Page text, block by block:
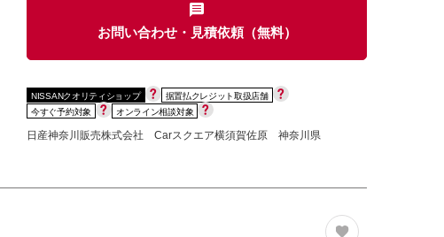
お問い合わせ・見積依頼（無料）
NISSANクオリティショップ
据置払クレジット取扱店舗
今すぐ予約対象
オンライン相談対象
日産神奈川販売株式会社 Carスクエア横須賀佐原 神奈川県